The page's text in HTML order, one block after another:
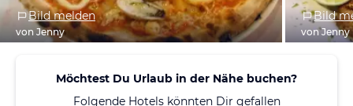
Bild melden
von Jenny
Bild
von Jenny
Möchtest Du Urlaub in der Nähe buchen?
Folgende Hotels könnten Dir gefallen